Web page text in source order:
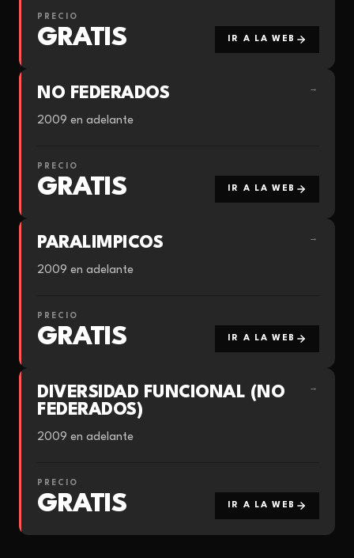
PRECIO
GRATIS IR A LA WEB
NO FEDERADOS →
2009 en adelante
PRECIO
GRATIS IR A LA WEB
PARALIMPICOS →
2009 en adelante
PRECIO
GRATIS IR A LA WEB
DIVERSIDAD FUNCIONAL (NO
FEDERADOS)
→
2009 en adelante
PRECIO
GRATIS IR A LA WEB